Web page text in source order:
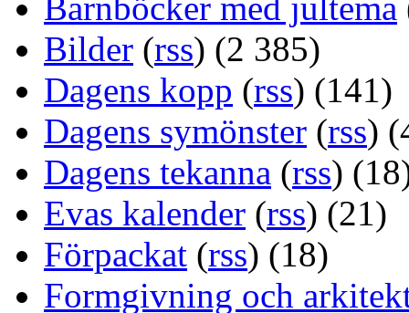
Bilder (rss) (2 385)
Dagens kopp (rss) (141)
Dagens symönster (rss)
Dagens tekanna (rss)
Evas kalender (rss) (21)
Förpackat (rss) (18)
Formgivning och